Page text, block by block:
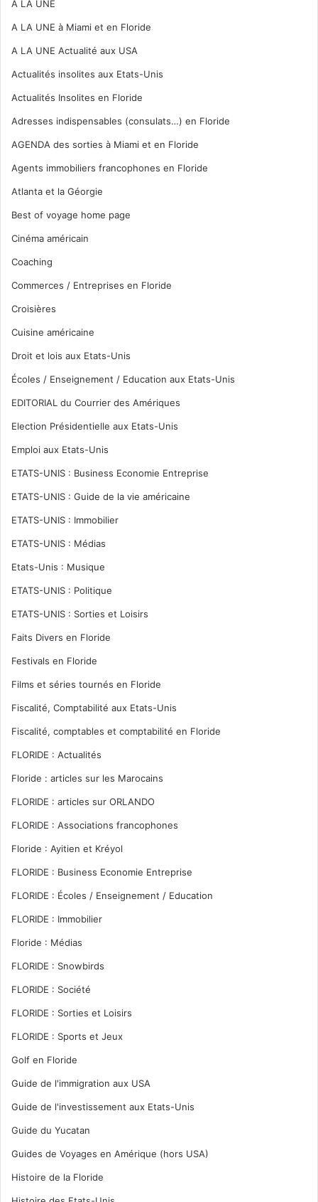
A LA UNE
A LA UNE à Miami et en Floride
A LA UNE Actualité aux USA
Actualités insolites aux Etats-Unis
Actualités Insolites en Floride
Adresses indispensables (consulats…) en Floride
AGENDA des sorties à Miami et en Floride
Agents immobiliers francophones en Floride
Atlanta et la Géorgie
Best of voyage home page
Cinéma américain
Coaching
Commerces / Entreprises en Floride
Croisières
Cuisine américaine
Droit et lois aux Etats-Unis
Écoles / Enseignement / Education aux Etats-Unis
EDITORIAL du Courrier des Amériques
Election Présidentielle aux Etats-Unis
Emploi aux Etats-Unis
ETATS-UNIS : Business Economie Entreprise
ETATS-UNIS : Guide de la vie américaine
ETATS-UNIS : Immobilier
ETATS-UNIS : Médias
Etats-Unis : Musique
ETATS-UNIS : Politique
ETATS-UNIS : Sorties et Loisirs
Faits Divers en Floride
Festivals en Floride
Films et séries tournés en Floride
Fiscalité, Comptabilité aux Etats-Unis
Fiscalité, comptables et comptabilité en Floride
FLORIDE : Actualités
Floride : articles sur les Marocains
FLORIDE : articles sur ORLANDO
FLORIDE : Associations francophones
Floride : Ayitien et Kréyol
FLORIDE : Business Economie Entreprise
FLORIDE : Écoles / Enseignement / Education
FLORIDE : Immobilier
Floride : Médias
FLORIDE : Snowbirds
FLORIDE : Société
FLORIDE : Sorties et Loisirs
FLORIDE : Sports et Jeux
Golf en Floride
Guide de l'immigration aux USA
Guide de l'investissement aux Etats-Unis
Guide du Yucatan
Guides de Voyages en Amérique (hors USA)
Histoire de la Floride